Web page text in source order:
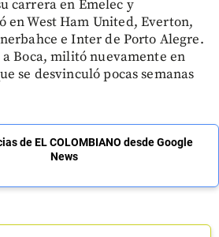
carrera en Emelec y
en West Ham United, Everton,
e Inter de Porto Alegre.
Boca, militó nuevamente en
se desvinculó pocas semanas
de EL COLOMBIANO desde Google
News